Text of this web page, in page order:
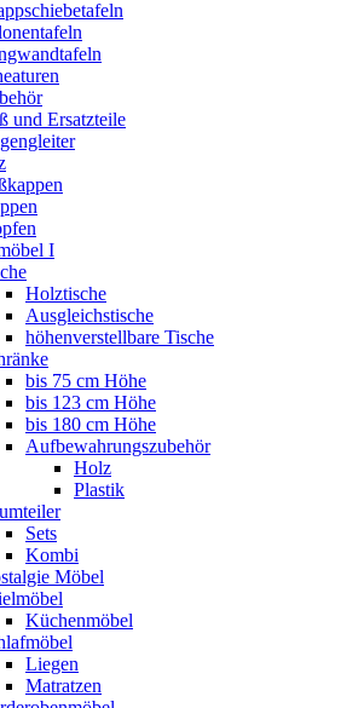
und Ersatzteile
I
Holztische
Ausgleichstische
höhenverstellbare Tische
bis 75 cm Höhe
bis 123 cm Höhe
bis 180 cm Höhe
Aufbewahrungszubehör
Holz
Plastik
Sets
Kombi
Möbel
Küchenmöbel
Liegen
Matratzen